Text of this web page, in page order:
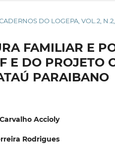
DO LOGEPA, VOL.2,
FAMILIAR E
E DO PROJETO
PARAIBANO
Accioly
Rodrigues